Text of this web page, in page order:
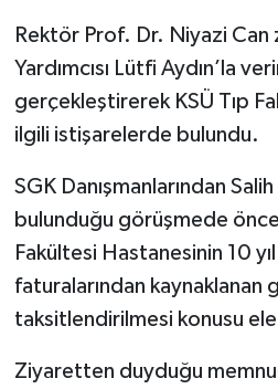
Rektör Prof. Dr. Niyazi Can
Yardımcısı Lütfi Aydın’la
gerçekleştirerek KSÜ Tıp
ilgili istişarelerde bulundu.
SGK Danışmanlarından
bulunduğu görüşmede
Fakültesi Hastanesinin 10
faturalarından kaynaklanan
taksitlendirilmesi konusu ele
Ziyaretten duyduğu
MEDYA
SEÇİM 2011
ÜÇÜNCÜ SAYFA
BİLİMNET
SİVİL TOPLUM